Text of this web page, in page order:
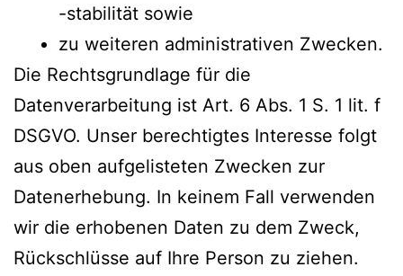
-stabilität sowie
zu weiteren administrativen Zwecken.
Die Rechtsgrundlage für die
Datenverarbeitung ist Art. 6 Abs. 1 S. 1 lit. f
DSGVO. Unser berechtigtes Interesse folgt
aus oben aufgelisteten Zwecken zur
Datenerhebung. In keinem Fall verwenden
wir die erhobenen Daten zu dem Zweck,
Rückschlüsse auf Ihre Person zu ziehen.